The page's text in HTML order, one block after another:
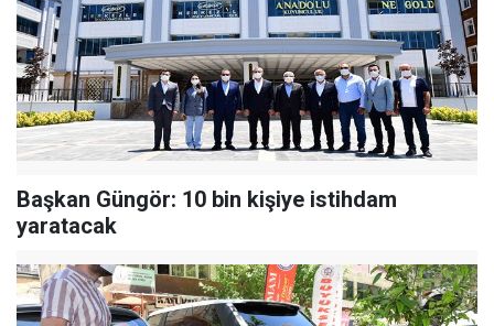
Başkan Güngör: 10 bin kişiye istihdam
yaratacak